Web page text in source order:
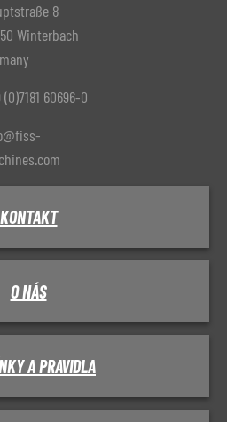
8
Winterbach
(0)7181 60696-0
KONTAKT
O NÁS
A PRAVIDLA